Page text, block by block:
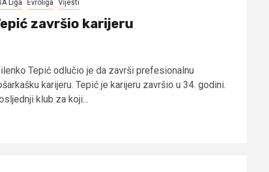
Liga Evroliga Vijesti
završio karijeru
Tepić odlučio je da završi prefesionalnu
karijeru. Tepić je karijeru završio u 34. godini.
klub za koji...